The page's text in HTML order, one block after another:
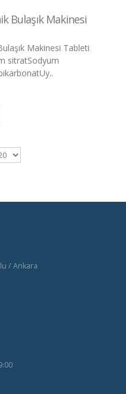
Bulaşık Makinesi
Makinesi Tableti
sitratSodyum
/ Ankara